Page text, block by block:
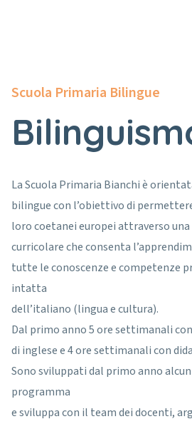
Scuola Primaria Bilingue
La Scuola Primaria Bianchi è
bilingue con l’obiettivo di
loro coetanei europei attraverso
curricolare che consenta
tutte le conoscenze e competenze
intatta
dell’italiano (lingua e cultura).
Dal primo anno 5 ore settimanali
di inglese e 4 ore settimanali con
Sono sviluppati dal primo anno
programma
e sviluppa con il team dei docenti,